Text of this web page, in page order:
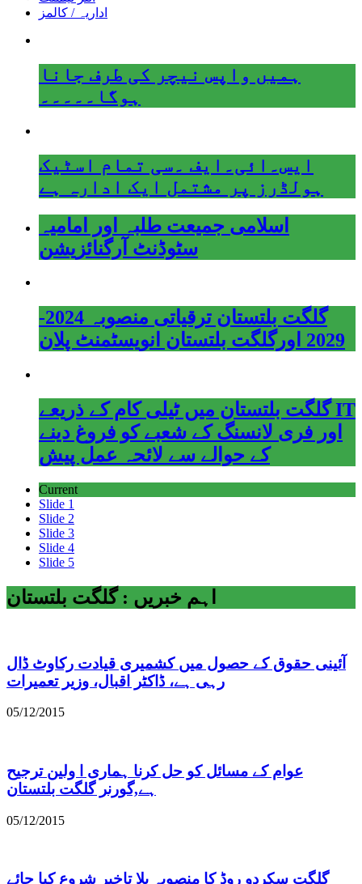
اداریہ / کالمز
ہمیں واپس نیچر کی طرف جانا
ہوگا۔۔۔۔۔
ایس۔ائی۔ایف ۔سی تمام اسٹیک
ہولڈرز پر مشتمل ایک ادارہ ہے
اسلامی جمیعت طلبہ اور امامیہ
سٹوڈنٹ آرگنائزیشن
گلگت بلتستان ترقیاتی منصوبہ 2024-
2029 اورگلگت بلتستان انویسٹمنٹ پلان
گلگت بلتستان میں ٹیلی کام کے ذریعے IT
اور فری لانسنگ کے شعبے کو فروغ دینے
کے حوالے سے لائحہ عمل پیش
Current
Slide 1
Slide 2
Slide 3
Slide 4
Slide 5
اہم خبریں : گلگت بلتستان
آئینی حقوق کے حصول میں کشمیری قیادت رکاوٹ ڈال
رہی ہے، ڈاکٹر اقبال، وزیر تعمیرات
05/12/2015
عوام کے مسائل کو حل کرنا ہماری ا ولین ترجیح
ہے,گورنر گلگت بلتستان
05/12/2015
گلگت سکردو روڈ کا منصوبہ بلا تاخیر شروع کیا جائے